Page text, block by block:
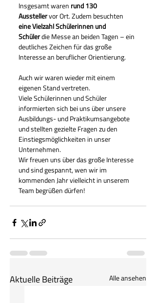
Insgesamt waren rund 130
Aussteller vor Ort. Zudem besuchten
eine Vielzahl Schülerinnen und
Schüler die Messe an beiden Tagen – ein
deutliches Zeichen für das große
Interesse an beruflicher Orientierung.
Auch wir waren wieder mit einem
eigenen Stand vertreten.
Viele Schülerinnen und Schüler
informierten sich bei uns über unsere
Ausbildungs- und Praktikumsangebote
und stellten gezielte Fragen zu den
Einstiegsmöglichkeiten in unser
Unternehmen.
Wir freuen uns über das große Interesse
und sind gespannt, wen wir im
kommenden Jahr vielleicht in unserem
Team begrüßen dürfen!
Aktuelle Beiträge Alle ansehen